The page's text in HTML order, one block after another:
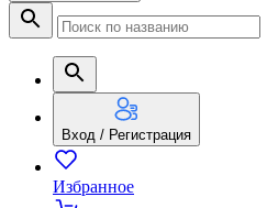
Вход / Регистрация
Избранное